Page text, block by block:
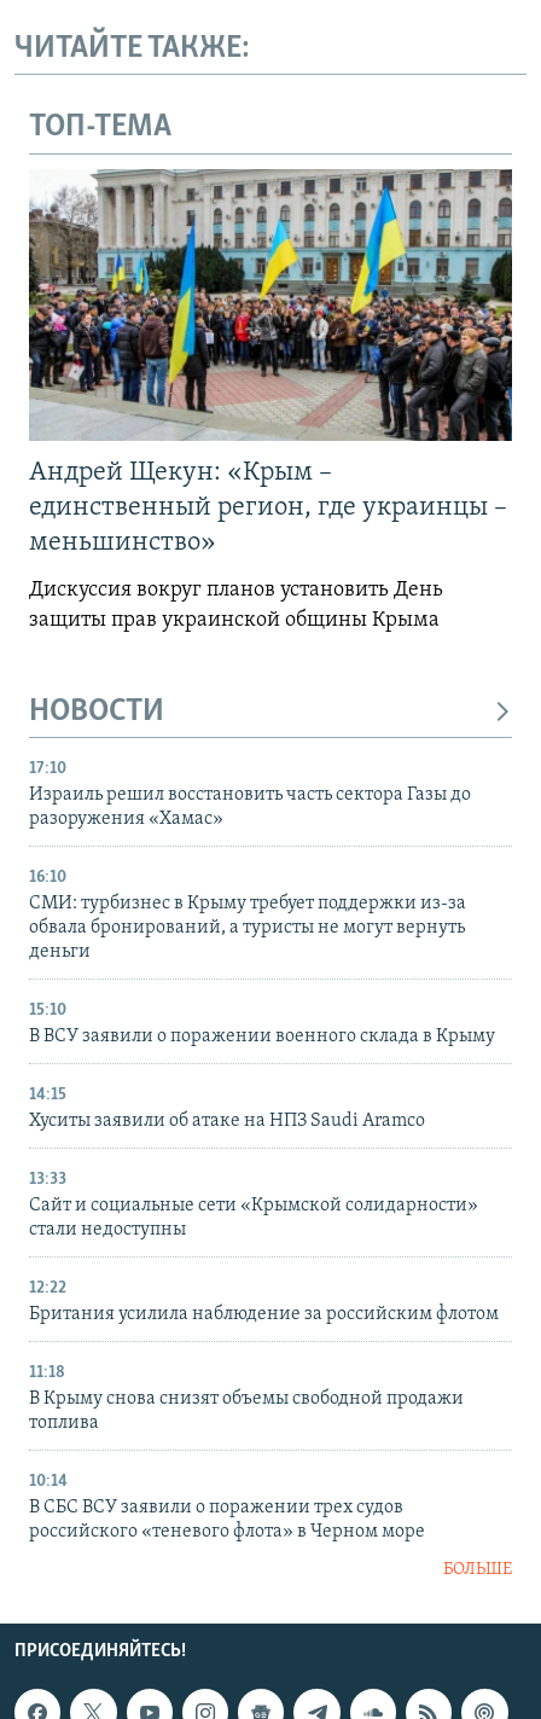
ЧИТАЙТЕ ТАКЖЕ:
ТОП-ТЕМА
Андрей Щекун: «Крым –
единственный регион, где украинцы –
меньшинство»
Дискуссия вокруг планов установить День
защиты прав украинской общины Крыма
НОВОСТИ
17:10
Израиль решил восстановить часть сектора Газы до
разоружения «Хамас»
16:10
СМИ: турбизнес в Крыму требует поддержки из-за
обвала бронирований, а туристы не могут вернуть
деньги
15:10
В ВСУ заявили о поражении военного склада в Крыму
14:15
Хуситы заявили об атаке на НПЗ Saudi Aramco
13:33
Сайт и социальные сети «Крымской солидарности»
стали недоступны
12:22
Британия усилила наблюдение за российским флотом
11:18
В Крыму снова снизят объемы свободной продажи
топлива
10:14
В СБС ВСУ заявили о поражении трех судов
российского «теневого флота» в Черном море
БОЛЬШЕ
ПРИСОЕДИНЯЙТЕСЬ!